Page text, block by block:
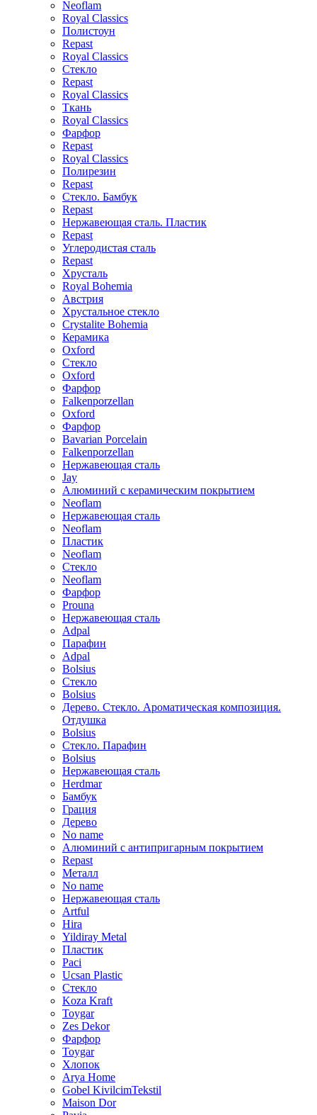
Neoflam
Royal Classics
Полистоун
Repast
Royal Classics
Стекло
Repast
Royal Classics
Ткань
Royal Classics
Фарфор
Repast
Royal Classics
Полирезин
Repast
Стекло. Бамбук
Repast
Нержавеющая сталь. Пластик
Repast
Углеродистая сталь
Repast
Хрусталь
Royal Bohemia
Австрия
Хрустальное стекло
Crystalite Bohemia
Керамика
Oxford
Стекло
Oxford
Фарфор
Falkenporzellan
Oxford
Фарфор
Bavarian Porcelain
Falkenporzellan
Нержавеющая сталь
Jay
Алюминий с керамическим покрытием
Neoflam
Нержавеющая сталь
Neoflam
Пластик
Neoflam
Стекло
Neoflam
Фарфор
Prouna
Нержавеющая сталь
Adpal
Парафин
Adpal
Bolsius
Стекло
Bolsius
Дерево. Стекло. Ароматическая композиция.
Отдушка
Bolsius
Стекло. Парафин
Bolsius
Нержавеющая сталь
Herdmar
Бамбук
Грация
Дерево
No name
Алюминий с антипригарным покрытием
Repast
Металл
No name
Нержавеющая сталь
Artful
Hira
Yildiray Metal
Пластик
Paci
Ucsan Plastic
Стекло
Koza Kraft
Toygar
Zes Dekor
Фарфор
Toygar
Хлопок
Arya Home
Gobel KivilcimTekstil
Maison Dor